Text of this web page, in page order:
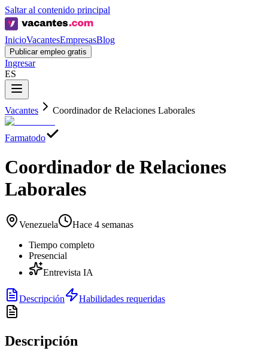
Saltar al contenido principal
InicioVacantesEmpresasBlog
Publicar empleo gratis
Ingresar
ES
Vacantes Coordinador de Relaciones Laborales
Farmatodo
Coordinador de Relaciones
Laborales
Venezuela
Hace 4 semanas
Tiempo completo
Presencial
Entrevista IA
Descripción Habilidades requeridas
Descripción